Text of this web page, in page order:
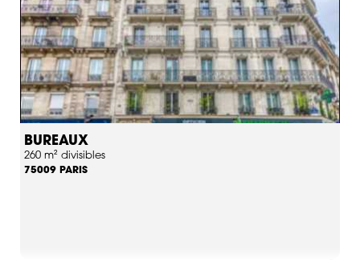
BUREAUX
260 m² divisibles
75009 PARIS